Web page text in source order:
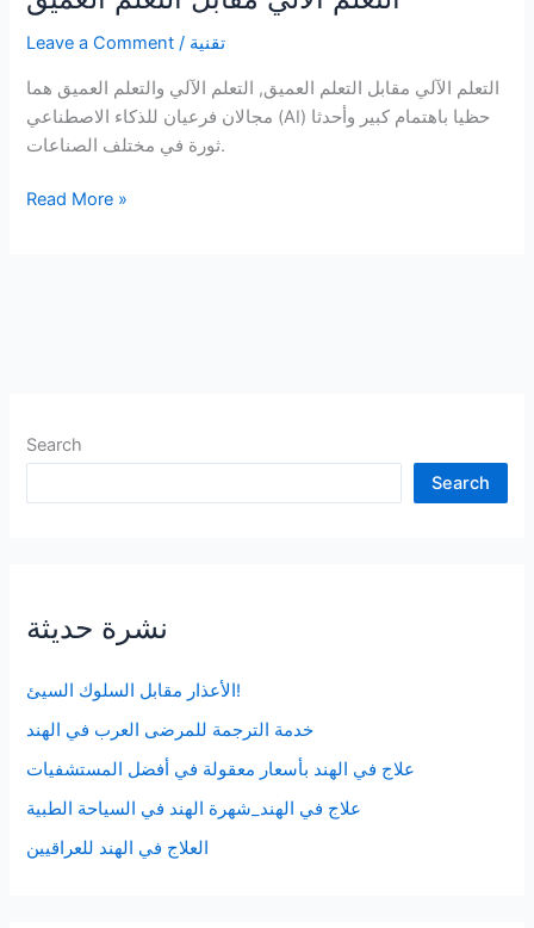
Leave a Comment / تقنية
التعلم الآلي مقابل التعلم العميق, التعلم الآلي والتعلم العميق هما
مجالان فرعيان للذكاء الاصطناعي (AI) حظيا باهتمام كبير وأحدثا
ثورة في مختلف الصناعات.
التعلم
Read More »
Search
Search
نشرة حديثة
الأعذار مقابل السلوك السيئ!
خدمة الترجمة للمرضى العرب في الهند
علاج في الهند بأسعار معقولة في أفضل المستشفيات
علاج في الهند_شهرة الهند في السياحة الطبية
العلاج في الهند للعراقيين